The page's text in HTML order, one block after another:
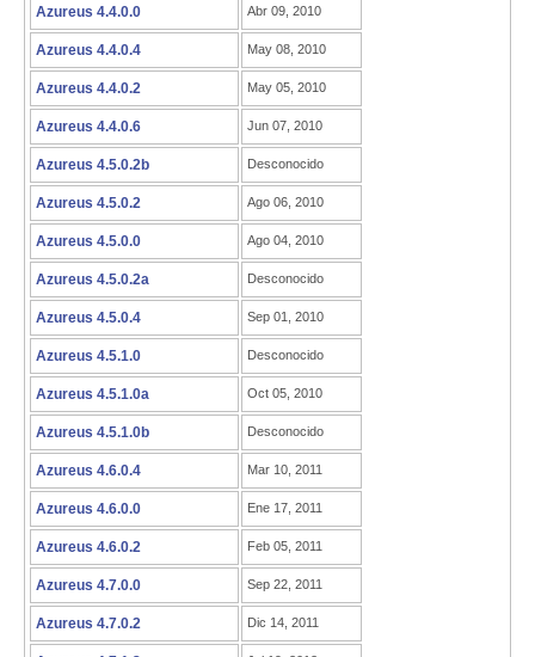
Azureus 4.4.0.0 Abr 09, 2010
Azureus 4.4.0.4 May 08, 2010
Azureus 4.4.0.2 May 05, 2010
Azureus 4.4.0.6 Jun 07, 2010
Azureus 4.5.0.2b Desconocido
Azureus 4.5.0.2 Ago 06, 2010
Azureus 4.5.0.0 Ago 04, 2010
Azureus 4.5.0.2a Desconocido
Azureus 4.5.0.4 Sep 01, 2010
Azureus 4.5.1.0 Desconocido
Azureus 4.5.1.0a Oct 05, 2010
Azureus 4.5.1.0b Desconocido
Azureus 4.6.0.4 Mar 10, 2011
Azureus 4.6.0.0 Ene 17, 2011
Azureus 4.6.0.2 Feb 05, 2011
Azureus 4.7.0.0 Sep 22, 2011
Azureus 4.7.0.2 Dic 14, 2011